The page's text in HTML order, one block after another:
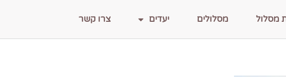
מסלול מסלולים יעדים צרו קשר